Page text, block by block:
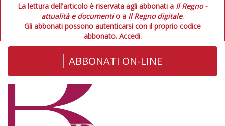
La lettura dell'articolo è riservata agli abbonati a Il Regno -
attualità e documentio a Il Regno digitale.
Gli abbonati possono autenticarsi con il proprio codice
abbonato. Accedi.
ABBONATI ON-LINE